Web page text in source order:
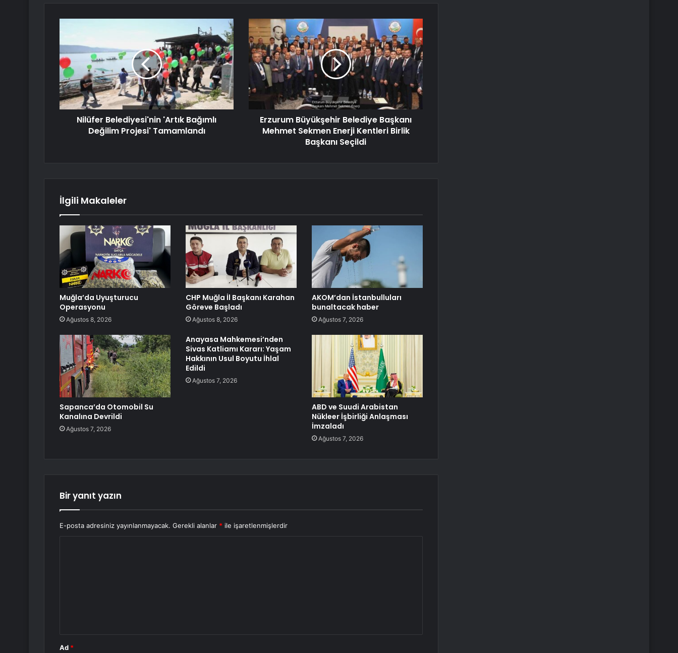
Nilüfer Belediyesi'nin 'Artık Bağımlı
Değilim Projesi' Tamamlandı
Erzurum Büyükşehir Belediye Başkanı
Mehmet Sekmen Enerji Kentleri Birlik
Başkanı Seçildi
İlgili Makaleler
Muğla’da Uyuşturucu
Operasyonu
Ağustos 8, 2026
CHP Muğla İl Başkanı Karahan
Göreve Başladı
Ağustos 8, 2026
AKOM’dan İstanbulluları
bunaltacak haber
Ağustos 7, 2026
Sapanca’da Otomobil Su
Kanalına Devrildi
Ağustos 7, 2026
Anayasa Mahkemesi’nden
Sivas Katliamı Kararı: Yaşam
Hakkının Usul Boyutu İhlal
Edildi
Ağustos 7, 2026
ABD ve Suudi Arabistan
Nükleer İşbirliği Anlaşması
İmzaladı
Ağustos 7, 2026
Bir yanıt yazın
E-posta adresiniz yayınlanmayacak. Gerekli alanlar * ile işaretlenmişlerdir
Ad *